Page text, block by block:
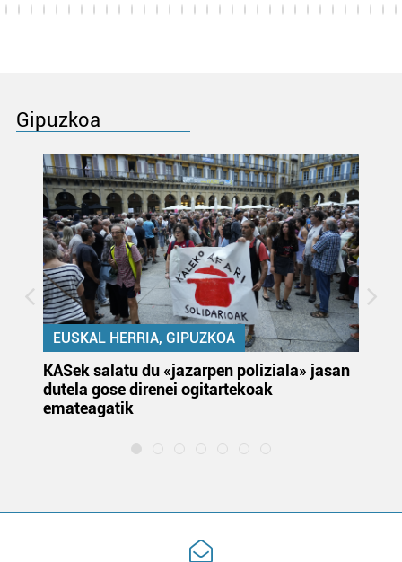
Gipuzkoa
EUSKAL HERRIA, GIPUZKOA
KASek salatu du «jazarpen poliziala» jasan
dutela gose direnei ogitartekoak
emateagatik